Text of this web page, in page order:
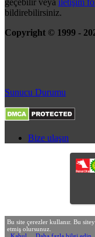
geçebilir veya iletişim
bildirebilirsiniz.
Copyright © 1999 -
Sunucu Durumu
Bize ulaşın
Bu site çerezler kullanır. Bu
etmiş olursunuz.